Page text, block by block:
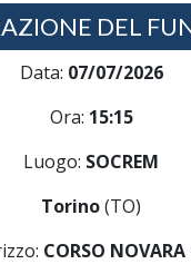
DEL
Data: 07/07/2026
Ora: 15:15
Luogo: SOCREM
Torino(TO)
CORSO NOVARA